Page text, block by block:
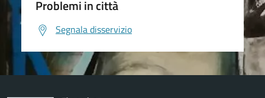
Problemi in città
Segnala disservizio